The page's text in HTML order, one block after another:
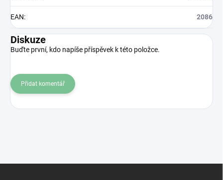
EAN: 2086
Diskuze
Buďte první, kdo napíše příspěvek k této položce.
Přidat komentář